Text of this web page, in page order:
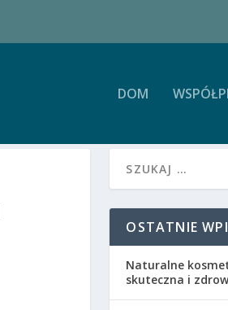
DOM
OSTATNIE
Naturalne
skuteczna i